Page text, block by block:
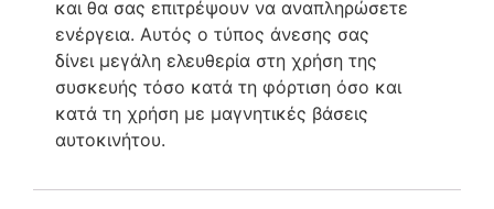
και θα σας επιτρέψουν να αναπληρώσετε
ενέργεια. Αυτός ο τύπος άνεσης σας
δίνει μεγάλη ελευθερία στη χρήση της
συσκευής τόσο κατά τη φόρτιση όσο και
κατά τη χρήση με μαγνητικές βάσεις
αυτοκινήτου.